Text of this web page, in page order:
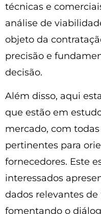
técnicas e
análise de
objeto da
precisão e
decisão.
Além disso, aqui
que estão em
mercado, com
pertinentes para
fornecedores. Este
interessados
dados relevantes de
fomentando o